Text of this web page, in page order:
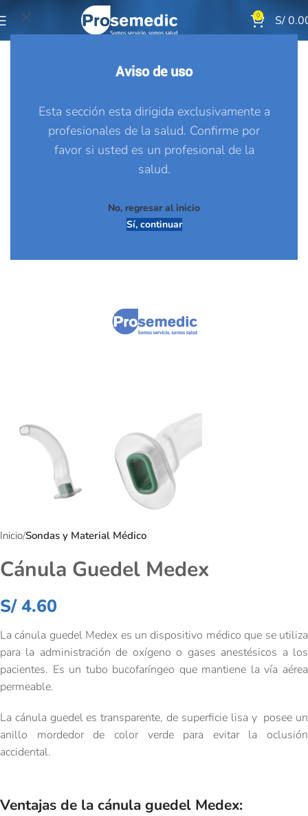
Aviso de uso
Esta sección esta dirigida exclusivamente a
profesionales de la salud. Confirme por
favor si usted es un profesional de la
salud.
No, regresar al inicio
Sí, continuar
0 S/
Inicio Sondas y Material Médico
Cánula Guedel Medex
S/4.60
La cánula guedel Medex es un dispositivo médico que se utiliza
para la administración de oxígeno o gases anestésicos a los
pacientes. Es un tubo bucofaríngeo que mantiene la vía aérea
permeable.
La cánula guedel es transparente, de superficie lisa y posee un
anillo mordedor de color verde para evitar la oclusión
accidental.
Ventajas de la cánula guedel Medex: